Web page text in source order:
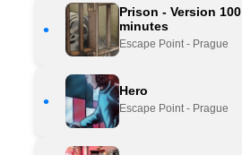
•
Prison - Version 100
minutes
Escape Point - Prague
•
Hero
Escape Point - Prague